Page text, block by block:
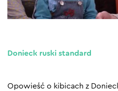
Donieck ruski standard
Opowieść o kibicach z